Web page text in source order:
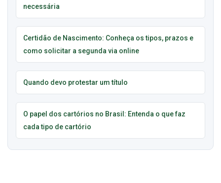
necessária
Certidão de Nascimento: Conheça os tipos, prazos e
como solicitar a segunda via online
Quando devo protestar um título
O papel dos cartórios no Brasil: Entenda o que faz
cada tipo de cartório